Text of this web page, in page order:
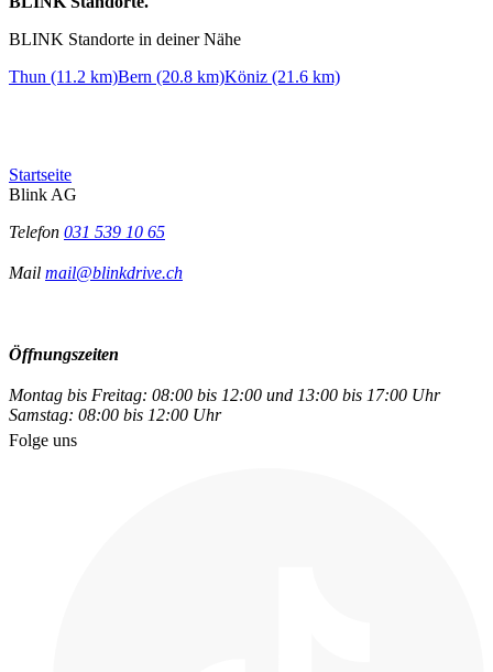
BLINK Standorte in deiner Nähe
Thun (11.2 km)Bern (20.8 km)Köniz (21.6 km)
Startseite
Blink AG
Telefon 031 539 10 65
Mail mail@blinkdrive.ch
Öffnungszeiten
Montag bis Freitag: 08:00 bis 12:00 und 13:00 bis 17:00 Uhr
Samstag: 08:00 bis 12:00 Uhr
Folge uns